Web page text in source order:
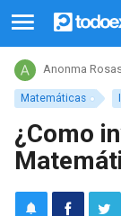
Matemáticas
Anonma
¿Como